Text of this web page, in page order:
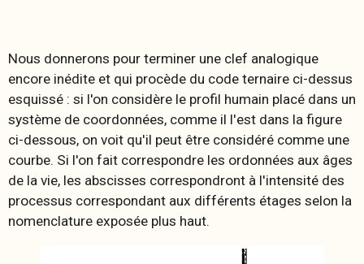
Nous donnerons pour terminer une clef analogique
encore inédite et qui procède du code ternaire ci-dessus
esquissé : si l'on considère le profil humain placé dans un
système de coordonnées, comme il l'est dans la figure
ci-dessous, on voit qu'il peut être considéré comme une
courbe. Si l'on fait correspondre les ordonnées aux âges
de la vie, les abscisses correspondront à l'intensité des
processus correspondant aux différents étages selon la
nomenclature exposée plus haut.